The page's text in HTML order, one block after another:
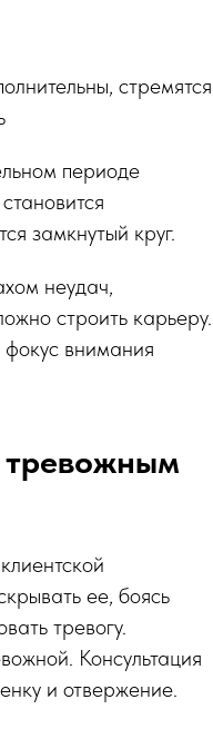
стремятся
периоде
замкнутый круг.
неудач,
строить карьеру.
внимания
тревожным
ее, боясь
тревогу.
Консультация
и отвержение.